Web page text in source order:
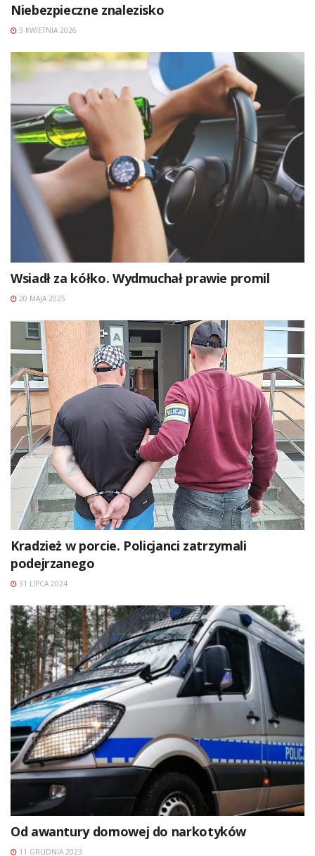
Niebezpieczne znalezisko
3 KWIETNIA 2026
Wsiadł za kółko. Wydmuchał prawie promil
20 MAJA 2025
Kradzież w porcie. Policjanci zatrzymali
podejrzanego
31 LIPCA 2024
Od awantury domowej do narkotyków
11 GRUDNIA 2023